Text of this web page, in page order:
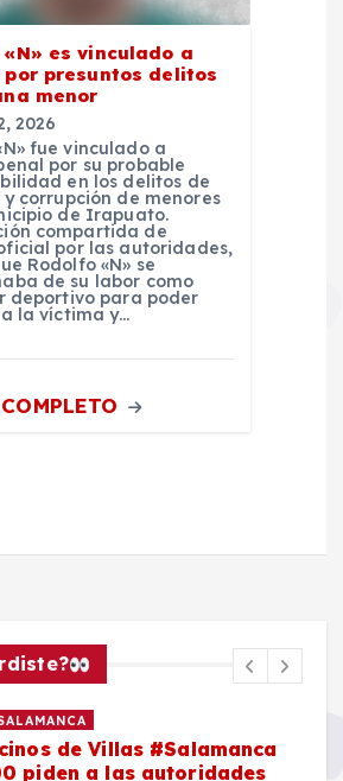
es vinculado a
por presuntos delitos
menor
2026
fue vinculado a
por su probable
en los delitos de
corrupción de menores
de Irapuato.
compartida de
por las autoridades,
Rodolfo «N» se
de su labor como
deportivo para poder
la víctima y…
de Villas #Salamanca
piden a las autoridades